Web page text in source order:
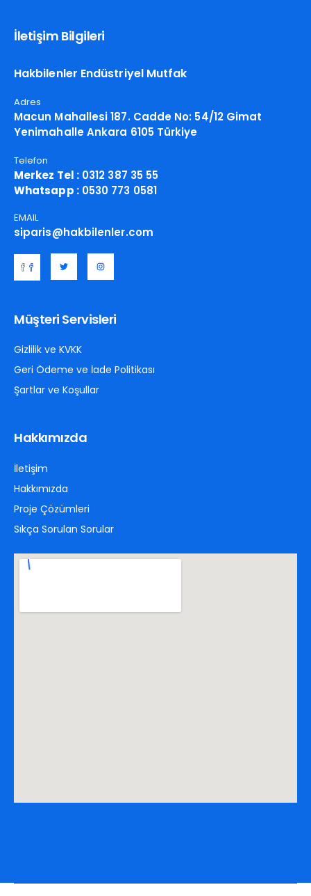
İletişim Bilgileri
Hakbilenler Endüstriyel Mutfak
Adres
Macun Mahallesi 187. Cadde No: 54/12 Gimat
Yenimahalle Ankara 6105 Türkiye
Telefon
Merkez Tel :0312 387 35 55
Whatsapp :0530 773 0581
EMAIL
siparis@hakbilenler.com
Müşteri Servisleri
Gizlilik ve KVKK
Geri Ödeme ve İade Politikası
Şartlar ve Koşullar
Hakkımızda
İletişim
Hakkımızda
Proje Çözümleri
Sıkça Sorulan Sorular